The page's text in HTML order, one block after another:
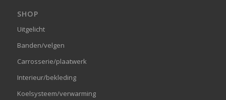
SHOP
Uitgelicht
Banden/velgen
Carrosserie/plaatwerk
Interieur/bekleding
Koelsysteem/verwarming